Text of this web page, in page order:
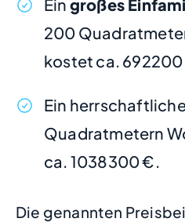
Ein großes
200
kostet ca.
Ein
Quadratmetern
ca. 1038300 €.
Die genannten